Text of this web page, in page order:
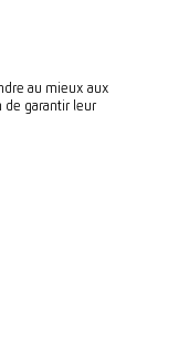
au mieux aux
de garantir leur